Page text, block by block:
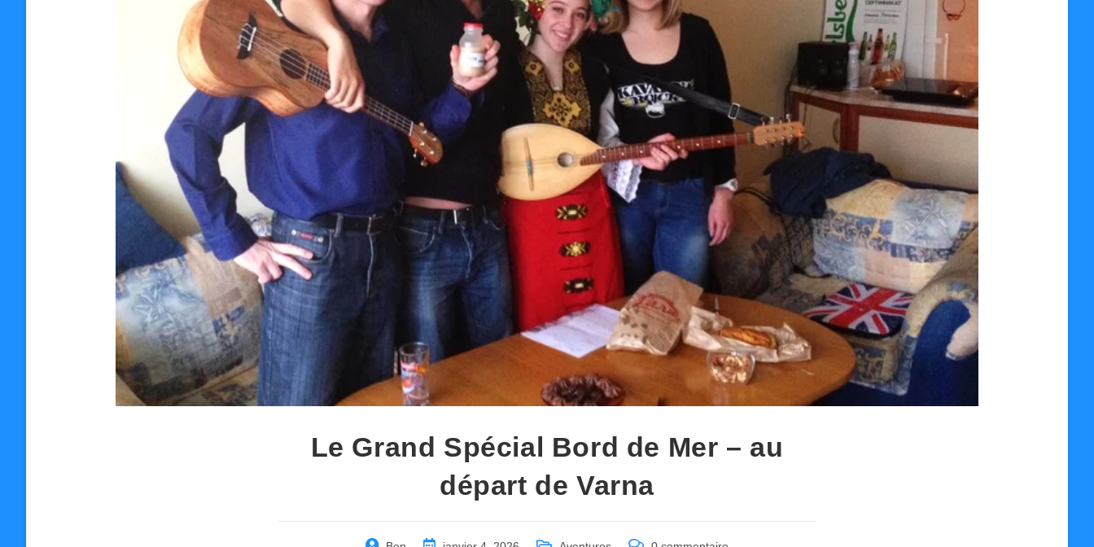
Le Grand Spécial Bord de Mer – au
départ de Varna